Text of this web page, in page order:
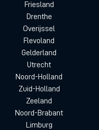
Friesland
Drenthe
Overijssel
Flevoland
Gelderland
Utrecht
Noord-Holland
Zuid-Holland
Zeeland
Noord-Brabant
Limburg